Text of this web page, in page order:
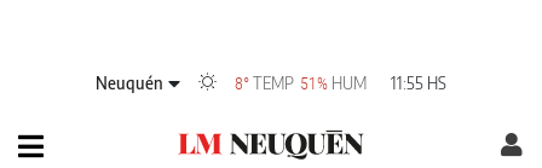
Neuquén 8°TEMP 51% HUM 11:55 HS